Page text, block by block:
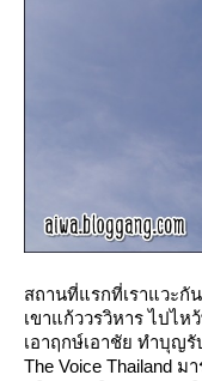
สถานที่แรกที่เราแวะกั
เขาแก้ววรวิหาร ไปไห
เอาฤกษ์เอาชัย ทำบุญ
The Voice Thailand